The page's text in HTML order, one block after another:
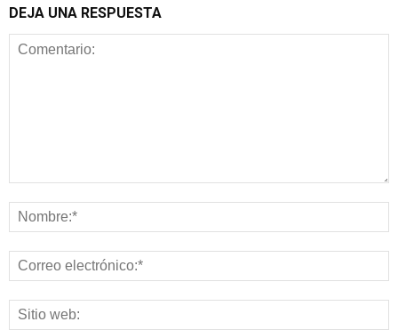
DEJA UNA RESPUESTA